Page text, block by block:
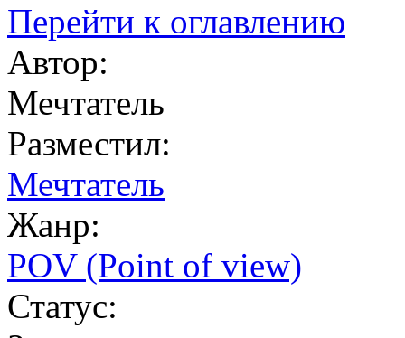
Перейти к оглавлению
Автор:
Мечтатель
Разместил:
Мечтатель
Жанр:
POV (Point of view)
Статус: